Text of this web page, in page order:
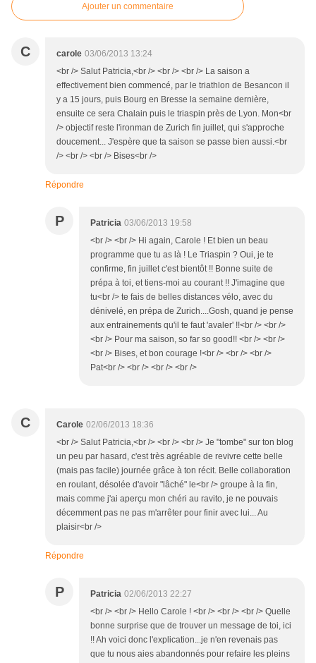
Ajouter un commentaire
C carole 03/06/2013 13:24
<br /> Salut Patricia,<br /> <br /> <br /> La saison a
effectivement bien commencé, par le triathlon de Besancon il
y a 15 jours, puis Bourg en Bresse la semaine dernière,
ensuite ce sera Chalain puis le triaspin près de Lyon. Mon<br
/> objectif reste l'ironman de Zurich fin juillet, qui s'approche
doucement... J'espère que ta saison se passe bien aussi.<br
/> <br /> <br /> Bises<br />
Répondre
P Patricia 03/06/2013 19:58
<br /> <br /> Hi again, Carole ! Et bien un beau
programme que tu as là ! Le Triaspin ? Oui, je te
confirme, fin juillet c'est bientôt !! Bonne suite de
prépa à toi, et tiens-moi au courant !! J'imagine que
tu<br /> te fais de belles distances vélo, avec du
dénivelé, en prépa de Zurich....Gosh, quand je pense
aux entrainements qu'il te faut 'avaler' !!<br /> <br />
<br /> Pour ma saison, so far so good!! <br /> <br />
<br /> Bises, et bon courage !<br /> <br /> <br />
Pat<br /> <br /> <br /> <br />
C Carole 02/06/2013 18:36
<br /> Salut Patricia,<br /> <br /> <br /> Je "tombe" sur ton blog
un peu par hasard, c'est très agréable de revivre cette belle
(mais pas facile) journée grâce à ton récit. Belle collaboration
en roulant, désolée d'avoir "lâché" le<br /> groupe à la fin,
mais comme j'ai aperçu mon chéri au ravito, je ne pouvais
décemment pas ne pas m'arrêter pour finir avec lui... Au
plaisir<br />
Répondre
P Patricia 02/06/2013 22:27
<br /> <br /> Hello Carole ! <br /> <br /> <br /> Quelle
bonne surprise que de trouver un message de toi, ici
!! Ah voici donc l'explication...je n'en revenais pas
que tu nous aies abandonnés pour refaire les pleins